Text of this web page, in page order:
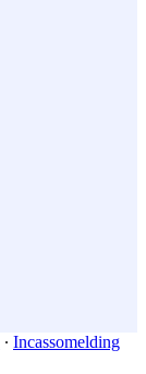
∙ Incassomelding